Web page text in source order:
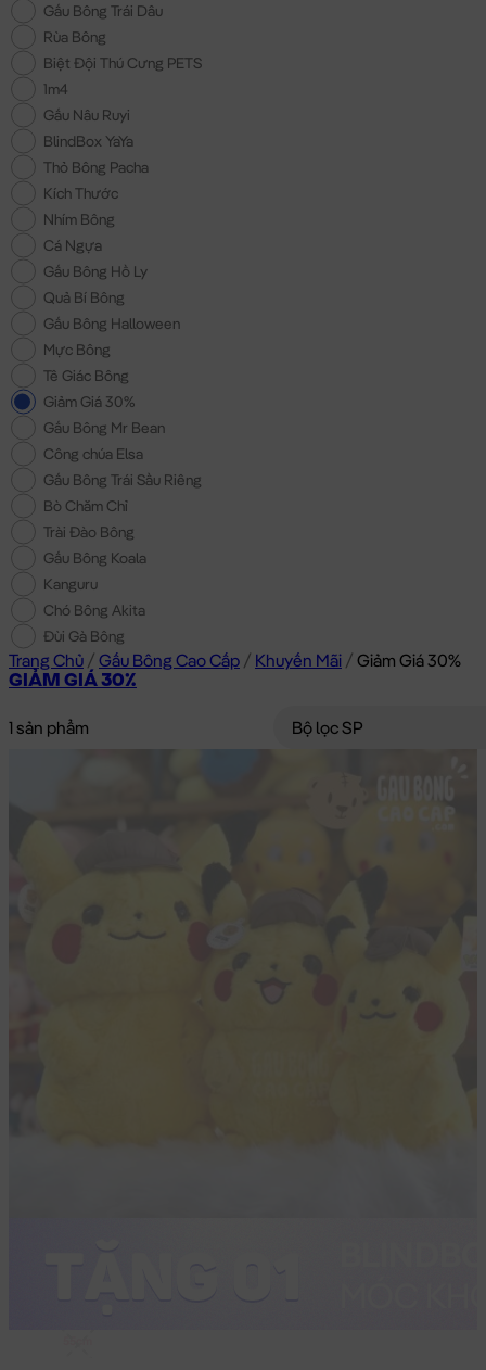
Gấu Bông Trái Dâu
Rùa Bông
Biệt Đội Thú Cưng PETS
1m4
Gấu Nâu Ruyi
BlindBox YaYa
Thỏ Bông Pacha
Kích Thước
Nhím Bông
Cá Ngựa
Gấu Bông Hồ Ly
Quả Bí Bông
Gấu Bông Halloween
Mực Bông
Tê Giác Bông
Giảm Giá 30%
Gấu Bông Mr Bean
Công chúa Elsa
Gấu Bông Trái Sầu Riêng
Bò Chăm Chỉ
Trài Đào Bông
Gấu Bông Koala
Kanguru
Chó Bông Akita
Đùi Gà Bông
Trang Chủ / Gấu Bông Cao Cấp / Khuyến Mãi / Giảm Giá 30%
GIẢM GIÁ 30%
1 sản phẩm Bộ lọc SP